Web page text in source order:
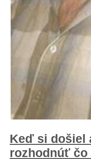
Keď si došiel
rozhodnúť čo